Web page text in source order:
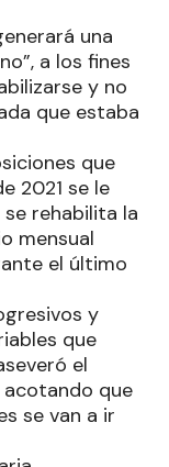
una
a los fines
y no
que estaba
que
2021 se le
rehabilita la
mensual
el último
y
que
el
que
se van a ir